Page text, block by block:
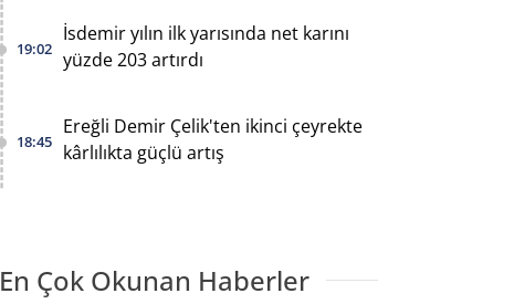
19:02
İsdemir yılın ilk yarısında net karını
yüzde 203 artırdı
18:45
Ereğli Demir Çelik'ten ikinci çeyrekte
kârlılıkta güçlü artış
En Çok Okunan Haberler